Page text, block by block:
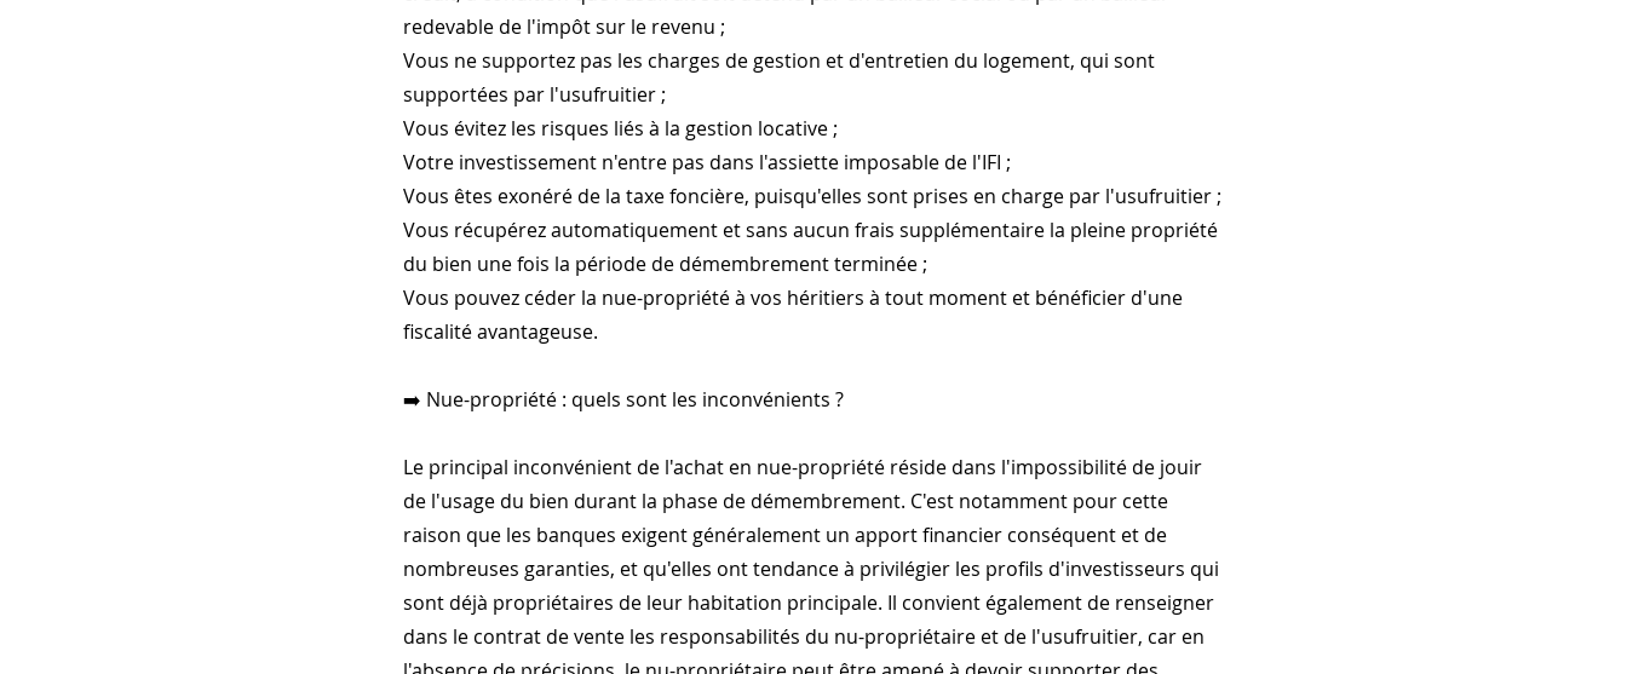
redevable de l'impôt sur le revenu ;
Vous ne supportez pas les charges de gestion et d'entretien du logement, qui sont
supportées par l'usufruitier ;
Vous évitez les risques liés à la gestion locative ;
Votre investissement n'entre pas dans l'assiette imposable de l'IFI ;
Vous êtes exonéré de la taxe foncière, puisqu'elles sont prises en charge par l'usufruitier ;
Vous récupérez automatiquement et sans aucun frais supplémentaire la pleine propriété
du bien une fois la période de démembrement terminée ;
Vous pouvez céder la nue-propriété à vos héritiers à tout moment et bénéficier d'une
fiscalité avantageuse.
➡️ Nue-propriété : quels sont les inconvénients ?
Le principal inconvénient de l'achat en nue-propriété réside dans l'impossibilité de jouir
de l'usage du bien durant la phase de démembrement. C'est notamment pour cette
raison que les banques exigent généralement un apport financier conséquent et de
nombreuses garanties, et qu'elles ont tendance à privilégier les profils d'investisseurs qui
sont déjà propriétaires de leur habitation principale. Il convient également de renseigner
dans le contrat de vente les responsabilités du nu-propriétaire et de l'usufruitier, car en